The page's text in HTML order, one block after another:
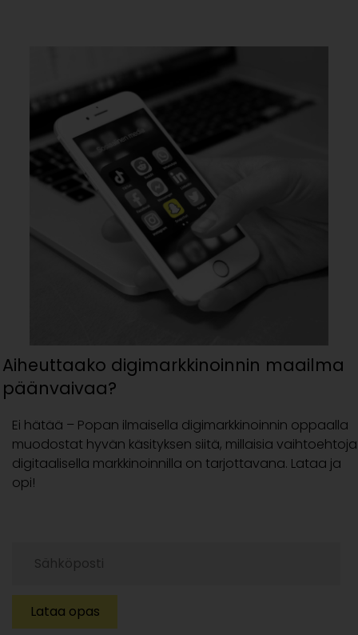
Aiheuttaako digimarkkinoinnin maailma
päänvaivaa?
Ei hätää – Popan ilmaisella digimarkkinoinnin oppaalla
muodostat hyvän käsityksen siitä, millaisia vaihtoehtoja
digitaalisella markkinoinnilla on tarjottavana. Lataa ja
opi!